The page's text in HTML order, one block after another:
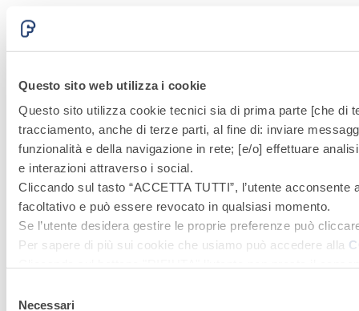
Questo sito web utilizza i cookie
Questo sito utilizza cookie tecnici sia di prima parte [che di
tracciamento, anche di terze parti, al fine di: inviare
funzionalità e della navigazione in rete; [e/o] effettuare
e interazioni attraverso i social.
Cliccando sul tasto “ACCETTA TUTTI”, l’utente
facoltativo e può essere revocato in qualsiasi momento.
Se l’utente desidera gestire le proprie preferenze può
Per sapere di più sui cookie che usiamo può accedere alla
delNecessari